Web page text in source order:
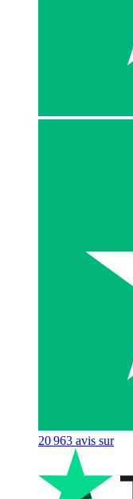
20 963 avis sur